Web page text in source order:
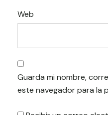
Web
Guarda mi nombre,
este navegador para la